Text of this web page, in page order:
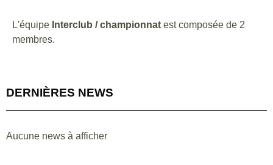
L'équipe Interclub / championnat est composée de 2
membres.
DERNIÈRES NEWS
Aucune news à afficher